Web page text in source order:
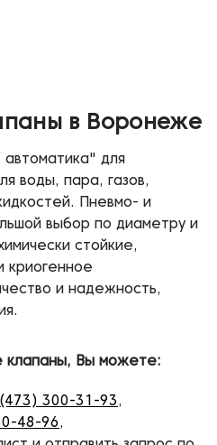
в Воронеже
для
воды, пара, газов,
Пневмо- и
выбор по диаметру и
стойкие,
криогенное
и надежность,
клапаны, Вы можете:
300-31-93,
48-96,